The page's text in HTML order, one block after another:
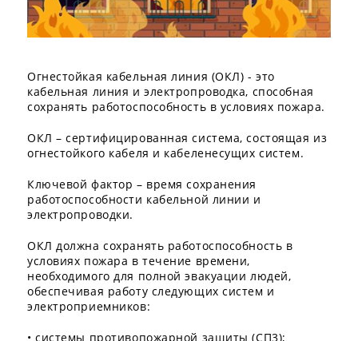
Огнестойкая кабельная линия (ОКЛ) - это
кабельная линия и электропроводка, способная
сохранять работоспособность в условиях пожара.
ОКЛ – сертифицированная система, состоящая из
огнестойкого кабеля и кабеленесущих систем.
Ключевой фактор – время сохранения
работоспособности кабельной линии и
электропроводки.
ОКЛ должна сохранять работоспособность в
условиях пожара в течение времени,
необходимого для полной эвакуации людей,
обеспечивая работу следующих систем и
электроприемников:
• системы противопожарной защиты (СП3);